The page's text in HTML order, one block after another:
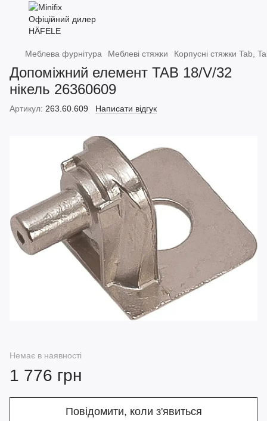
Меблева фурнітура Меблеві стяжки Корпусні стяжки Tab,
Допоміжний елемент TAB 18/V/32
нікель 26360609
Артикул: 263.60.609 Написати відгук
Немає в наявності
1 776 грн
Повідомити, коли з'явиться